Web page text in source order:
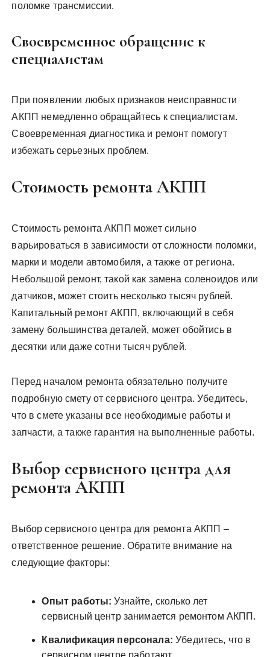
поломке трансмиссии.
Своевременное обращение к
специалистам
При появлении любых признаков неисправности
АКПП немедленно обращайтесь к специалистам.
Своевременная диагностика и ремонт помогут
избежать серьезных проблем.
Стоимость ремонта АКПП
Стоимость ремонта АКПП может сильно
варьироваться в зависимости от сложности поломки,
марки и модели автомобиля, а также от региона.
Небольшой ремонт, такой как замена соленоидов или
датчиков, может стоить несколько тысяч рублей.
Капитальный ремонт АКПП, включающий в себя
замену большинства деталей, может обойтись в
десятки или даже сотни тысяч рублей.
Перед началом ремонта обязательно получите
подробную смету от сервисного центра. Убедитесь,
что в смете указаны все необходимые работы и
запчасти, а также гарантия на выполненные работы.
Выбор сервисного центра для
ремонта АКПП
Выбор сервисного центра для ремонта АКПП –
ответственное решение. Обратите внимание на
следующие факторы:
Опыт работы: Узнайте, сколько лет
сервисный центр занимается ремонтом АКПП.
Квалификация персонала: Убедитесь, что в
сервисном центре работают